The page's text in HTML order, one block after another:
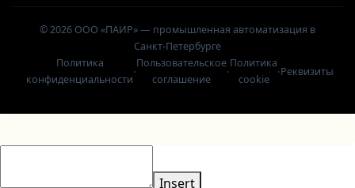
© 2026 ООО «ПАИР» — промышленная автоматизация в
Санкт-Петербурге
Политика
конфиденциальности
·
Пользовательское
соглашение
·
Политика
cookie
·Реквизиты
Insert